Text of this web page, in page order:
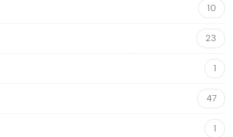
10
23
1
47
1